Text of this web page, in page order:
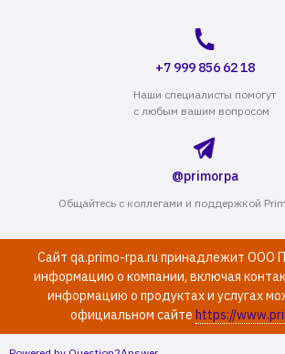
+7 999 856 62 18
Наши специалисты помогут
с любым вашим вопросом
@primorpa
Общайтесь с коллегами и поддержкой
Сайт qa.primo-rpa.ru принадлежит ООО
информацию о компании, включая
информацию о продуктах и услугах
официальном сайте https://